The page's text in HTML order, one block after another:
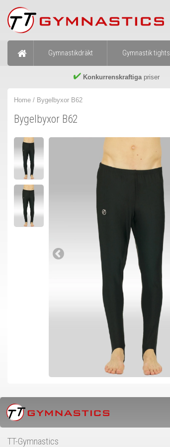
Gymnastikdräkt Gymnastik tights
Konkurrenskraftigapriser
Home / Bygelbyxor B62
Bygelbyxor B62
TT-Gymnastics